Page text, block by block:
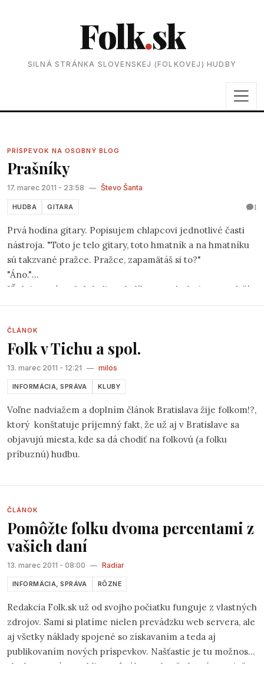
Folk.sk
SILNÁ STRÁNKA SLOVENSKEJ (FOLKOVEJ) HUDBY
PRÍSPEVOK NA OSOBNÝ BLOG
Prašníky
17. marec 2011 - 23:58 — Števo Šanta
HUDBA GITARA 1
Prvá hodina gitary. Popisujem chlapcovi jednotlivé časti
nástroja. "Toto je telo gitary, toto hmatník a na hmatníku
sú takzvané pražce. Pražce, zapamätáš si to?"
"Áno."
"Ďalej tu máme krk, ladiace kolíky... a z druhej strany drží
"Prašníky."
ČLÁNOK
Folk v Tichu a spol.
13. marec 2011 - 12:21 — milos
INFORMÁCIA, SPRÁVA KLUBY
Voľne nadviažem a doplním článok Bratislava žije folkom!?,
ktorý konštatuje príjemný fakt, že už aj v Bratislave sa
objavujú miesta, kde sa dá chodiť na folkovú (a folku
príbuznú) hudbu.
ČLÁNOK
Pomôžte folku dvoma percentami z
vašich daní
13. marec 2011 - 08:00 — Radiar
INFORMÁCIA, SPRÁVA RÔZNE
Redakcia Folk.sk už od svojho počiatku funguje z vlastných
zdrojov. Sami si platíme nielen prevádzku web servera, ale
aj všetky náklady spojené so získavaním a teda aj
publikovaním nových príspevkov. Našťastie je tu možnosť
ako by ste nám mohli pomôcť bez toho, že by vás to niečo